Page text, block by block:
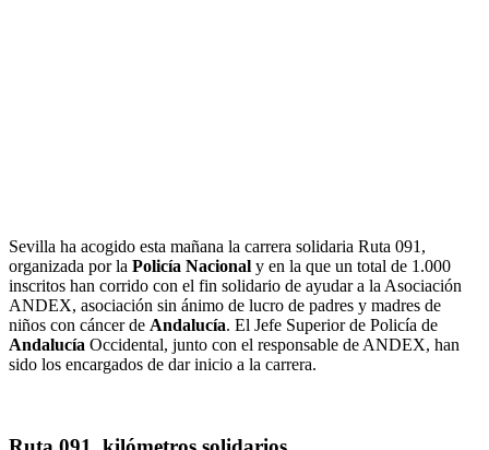
Sevilla ha acogido esta mañana la carrera solidaria Ruta 091,
organizada por la Policía Nacional y en la que un total de 1.000
inscritos han corrido con el fin solidario de ayudar a la Asociación
ANDEX, asociación sin ánimo de lucro de padres y madres de
niños con cáncer de Andalucía. El Jefe Superior de Policía de
Andalucía Occidental, junto con el responsable de ANDEX, han
sido los encargados de dar inicio a la carrera.